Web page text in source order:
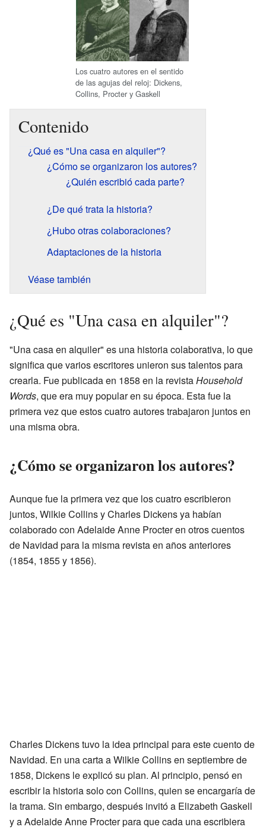
Los cuatro autores en el sentido
de las agujas del reloj: Dickens,
Collins, Procter y Gaskell
Contenido
¿Qué es "Una casa en alquiler"?
¿Cómo se organizaron los autores?
¿Quién escribió cada parte?
¿De qué trata la historia?
¿Hubo otras colaboraciones?
Adaptaciones de la historia
Véase también
¿Qué es "Una casa en alquiler"?
"Una casa en alquiler" es una historia colaborativa, lo que
significa que varios escritores unieron sus talentos para
crearla. Fue publicada en 1858 en la revistaHousehold
Words, que era muy popular en su época. Esta fue la
primera vez que estos cuatro autores trabajaron juntos en
una misma obra.
¿Cómo se organizaron los autores?
Aunque fue la primera vez que los cuatro escribieron
juntos, Wilkie Collins y Charles Dickens ya habían
colaborado con Adelaide Anne Procter en otros cuentos
de Navidad para la misma revista en años anteriores
(1854, 1855 y 1856).
Charles Dickens tuvo la idea principal para este cuento de
Navidad. En una carta a Wilkie Collins en septiembre de
1858, Dickens le explicó su plan. Al principio, pensó en
escribir la historia solo con Collins, quien se encargaría de
la trama. Sin embargo, después invitó a Elizabeth Gaskell
y a Adelaide Anne Procter para que cada una escribiera